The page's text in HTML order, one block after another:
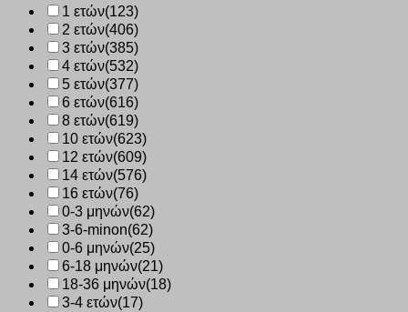
1 ετών(123)
2 ετών(406)
3 ετών(385)
4 ετών(532)
5 ετών(377)
6 ετών(616)
8 ετών(619)
10 ετών(623)
12 ετών(609)
14 ετών(576)
16 ετών(76)
0-3 μηνών(62)
3-6-minon(62)
0-6 μηνών(25)
6-18 μηνών(21)
18-36 μηνών(18)
3-4 ετών(17)